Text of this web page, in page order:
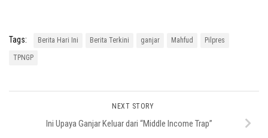
Tags: Berita Hari Ini Berita Terkini ganjar Mahfud Pilpres
TPNGP
NEXT STORY
Ini Upaya Ganjar Keluar dari “Middle Income Trap”